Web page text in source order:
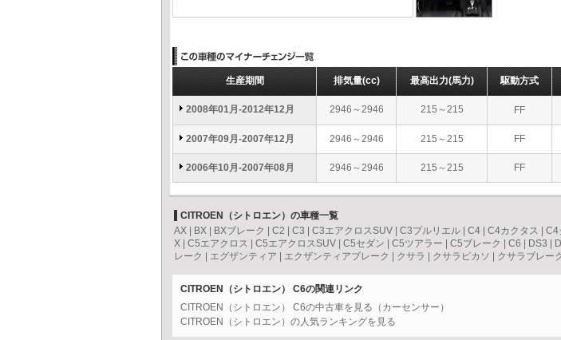
生産期間 排気量(cc) 最高出力(馬力) 駆動方式
2008年01月-2012年12月 2946～2946 215～215 FF
2007年09月-2007年12月 2946～2946 215～215 FF
2006年10月-2007年08月 2946～2946 215～215 FF
CITROEN（シトロエン）の車種一覧
AX
BX BXブレーク C2 C3 C3エアクロスSUV C3プルリエル C4 C4カクタス C4
X
C5エアクロス C5エアクロスSUV C5セダン C5ツアラー C5ブレーク C6 DS3
レーク
エグザンティア エクザンティアブレーク クサラ クサラピカソ クサラブレー
CITROEN（シトロエン） C6の関連リンク
CITROEN（シトロエン） C6の中古車を見る（カーセンサー）
CITROEN（シトロエン）の人気ランキングを見る